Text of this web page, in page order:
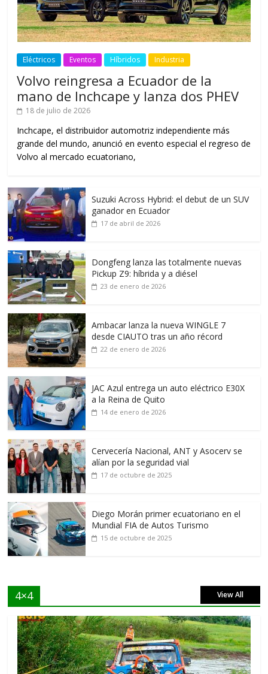
Eléctricos Eventos Híbridos Industria
Volvo reingresa a Ecuador de la
mano de Inchcape y lanza dos PHEV
18 de julio de 2026
Inchcape, el distribuidor automotriz independiente más
grande del mundo, anunció en evento especial el regreso de
Volvo al mercado ecuatoriano,
Suzuki Across Hybrid: el debut de un SUV
ganador en Ecuador
17 de abril de 2026
Dongfeng lanza las totalmente nuevas
Pickup Z9: híbrida y a diésel
23 de enero de 2026
Ambacar lanza la nueva WINGLE 7
desde CIAUTO tras un año récord
22 de enero de 2026
JAC Azul entrega un auto eléctrico E30X
a la Reina de Quito
14 de enero de 2026
Cervecería Nacional, ANT y Asocerv se
alían por la seguridad vial
17 de octubre de 2025
Diego Morán primer ecuatoriano en el
Mundial FIA de Autos Turismo
15 de octubre de 2025
4×4 View All